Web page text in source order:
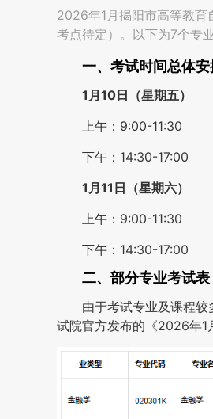
2026年1月揭阳市高等教育
考点待定）。以下为7个专
一、考试时间总体安
1月10日（星期五）
上午：9:00-11:30
下午：14:30-17:00
1月11日（星期六）
上午：9:00-11:30
下午：14:30-17:00
二、部分专业考试表
由于考试专业及课程
试院官方发布的《2026年1